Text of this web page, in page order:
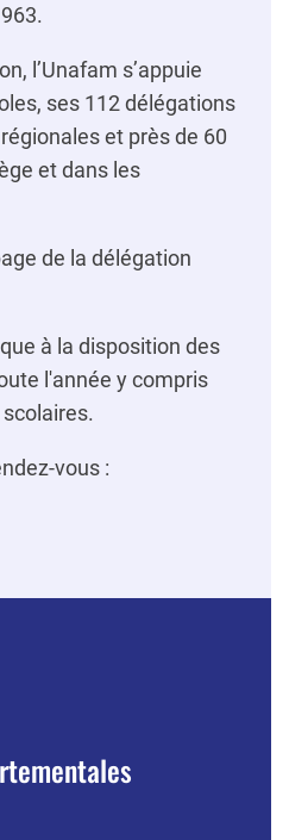
l’Unafam s’appuie
ses 112 délégations
et près de 60
et dans les
de la délégation
à la disposition des
l'année y compris
vous :